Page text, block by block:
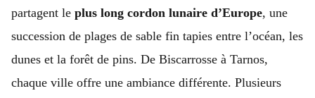
partagent le plus long cordon lunaire d’Europe, une
succession de plages de sable fin tapies entre l’océan, les
dunes et la forêt de pins. De Biscarrosse à Tarnos,
chaque ville offre une ambiance différente. Plusieurs